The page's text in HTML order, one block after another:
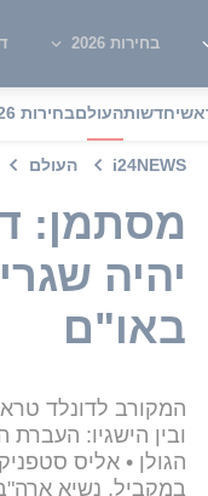
בחירות 2026
חדשותהעולםבחירות 2026
i24NEWS העולם
מסתמן:
יהיה
באו"ם
המקורב לדונלד
ובין הישגיו:
הגולן • אליס